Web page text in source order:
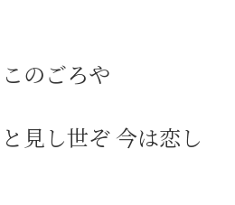
のごろや
見し世ぞ 今は恋し